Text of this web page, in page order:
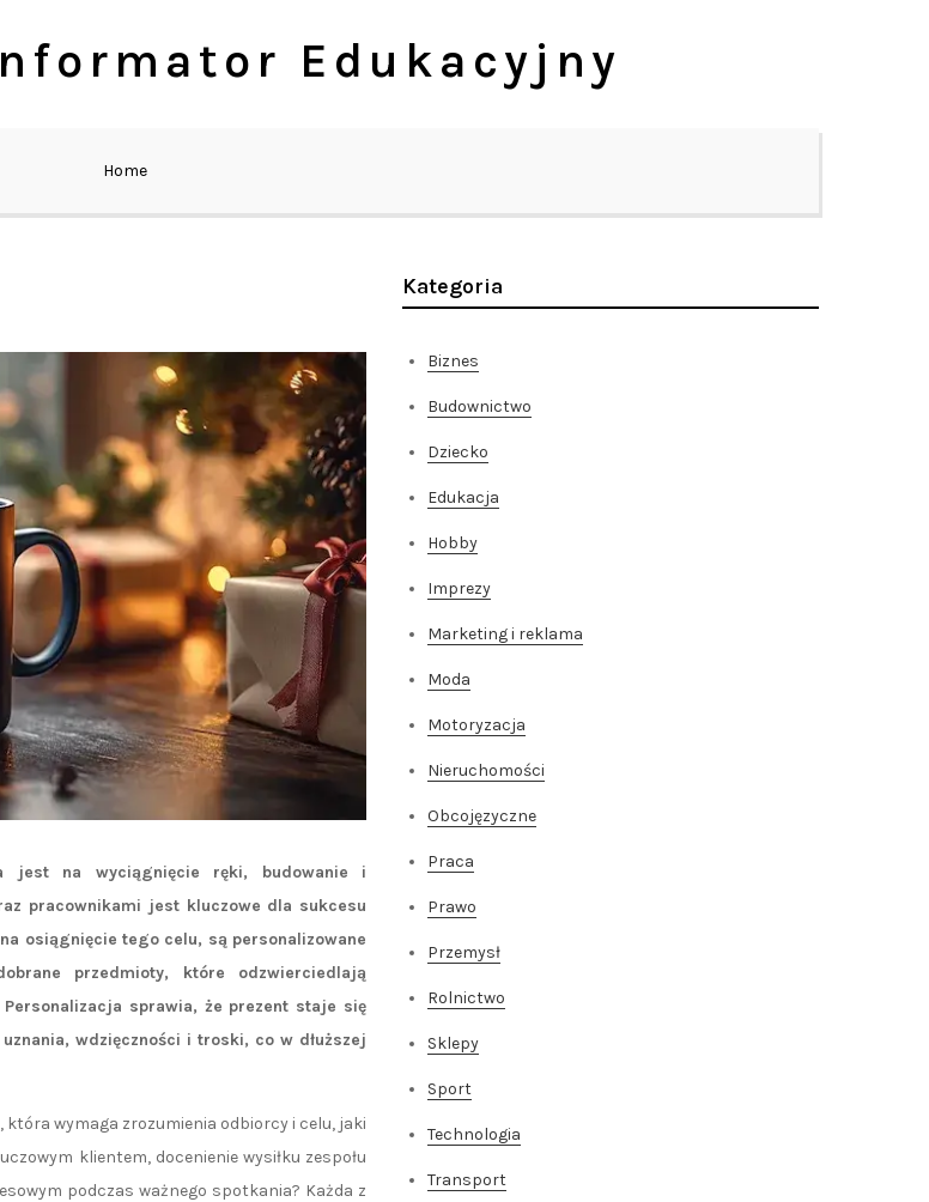
Edukacyjny
Home
jest na wyciągnięcie ręki, budowanie i
pracownikami jest kluczowe dla sukcesu
osiągnięcie tego celu, są personalizowane
przedmioty, które odzwierciedlają
sprawia, że prezent staje się
wdzięczności i troski, co w dłuższej
wymaga zrozumienia odbiorcy i celu, jaki
klientem, docenienie wysiłku zespołu
podczas ważnego spotkania? Każda z
Kategoria
Biznes
Budownictwo
Dziecko
Edukacja
Hobby
Imprezy
Marketing i reklama
Moda
Motoryzacja
Nieruchomości
Obcojęzyczne
Praca
Prawo
Przemysł
Rolnictwo
Sklepy
Sport
Technologia
Transport